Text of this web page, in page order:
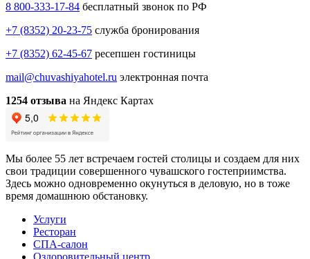
8 800-333-17-84 бесплатный звонок по РФ
+7 (8352) 20-23-75 служба бронирования
+7 (8352) 62-45-67 ресепшен гостиницы
mail@chuvashiyahotel.ru электронная почта
1254 отзыва на Яндекс Картах
Мы более 55 лет встречаем гостей столицы и создаем для них
свои традиции совершенного чувашского гостеприимства.
Здесь можно одновременно окунуться в деловую, но в тоже
время домашнюю обстановку.
Услуги
Ресторан
СПА-салон